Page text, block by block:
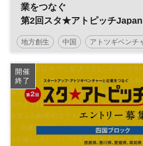
業をつなぐ
第2回スタ★アトピッチ
ック
地方創生 中国 アトツギベンチ
投資 スタートアップ スタ★ア
参加無料
開催
終了